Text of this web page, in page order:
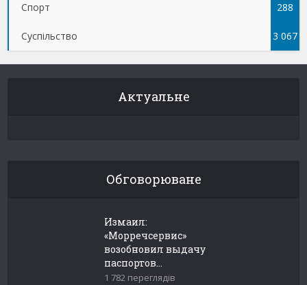
Спорт 288
Суспільство 3 067
Актуальне
Обговорюване
Измаил:
«Морречсервис»
возобновил выдачу
паспортов...
1 782 переглядів